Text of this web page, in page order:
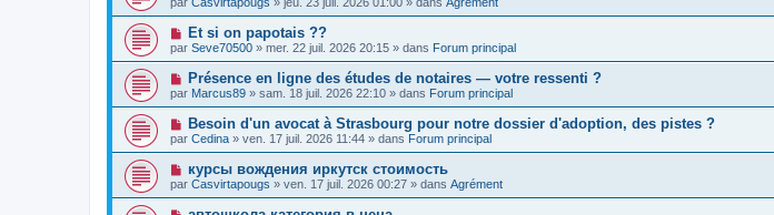
g
e
s
s
a
g
e
a
u
m
e
s
s
a
g
e
u
v
e
a
u
m
e
s
s
a
g
e
N
o
u
v
e
a
u
m
e
s
a
g
e
Et si on papotais ??
par Seve70500 » mer. 22 juil. 2026 20:15 » dans Forum principal
N
o
u
v
e
a
u
m
e
s
Présence en ligne des études de notaires — votre ressenti ?
par Marcus89 » sam. 18 juil. 2026 22:10 » dans Forum principal
N
o
u
e
a
u
Besoin d'un avocat à Strasbourg pour notre dossier d'adoption, des pistes ?
par Cedina » ven. 17 juil. 2026 11:44 » dans Forum principal
N
o
u
курсы вождения иркутск стоимость
par Casvirtapougs » ven. 17 juil. 2026 00:27 » dans Agrément
N